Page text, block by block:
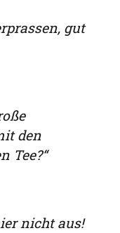
gut
den
Tee?“
nicht aus!